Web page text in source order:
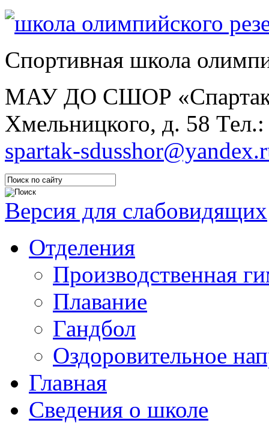
Спортивная школа
МАУ ДО СШОР
Хмельницкого, д. 58
spartak-
Версия для слабовидящих
Отделения
Производственная
Плавание
Гандбол
Оздоровительное
Главная
Сведения о школе